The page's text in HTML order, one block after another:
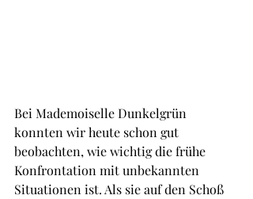
Bei Mademoiselle Dunkelgrün
konnten wir heute schon gut
beobachten, wie wichtig die frühe
Konfrontation mit unbekannten
Situationen ist. Als sie auf den Schoß